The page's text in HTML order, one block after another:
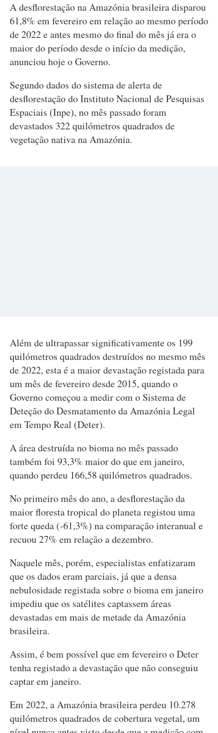
A desflorestação na Amazónia brasileira disparou
61,8% em fevereiro em relação ao mesmo período
de 2022 e antes mesmo do final do mês já era o
maior do período desde o início da medição,
anunciou hoje o Governo.
Segundo dados do sistema de alerta de
desflorestação do Instituto Nacional de Pesquisas
Espaciais (Inpe), no mês passado foram
devastados 322 quilómetros quadrados de
vegetação nativa na Amazónia.
Além de ultrapassar significativamente os 199
quilómetros quadrados destruídos no mesmo mês
de 2022, esta é a maior devastação registada para
um mês de fevereiro desde 2015, quando o
Governo começou a medir com o Sistema de
Deteção do Desmatamento da Amazónia Legal
em Tempo Real (Deter).
A área destruída no bioma no mês passado
também foi 93,3% maior do que em janeiro,
quando perdeu 166,58 quilómetros quadrados.
No primeiro mês do ano, a desflorestação da
maior floresta tropical do planeta registou uma
forte queda (-61,3%) na comparação interanual e
recuou 27% em relação a dezembro.
Naquele mês, porém, especialistas enfatizaram
que os dados eram parciais, já que a densa
nebulosidade registada sobre o bioma em janeiro
impediu que os satélites captassem áreas
devastadas em mais de metade da Amazónia
brasileira.
Assim, é bem possível que em fevereiro o Deter
tenha registado a devastação que não conseguiu
captar em janeiro.
Em 2022, a Amazónia brasileira perdeu 10.278
quilómetros quadrados de cobertura vegetal, um